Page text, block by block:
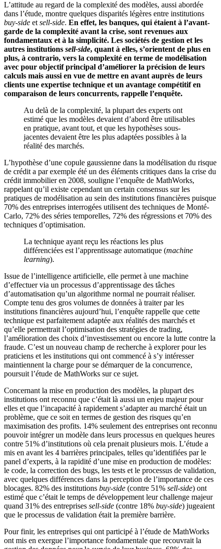
L’attitude au regard de la complexité des modèles, aussi abordée
dans l’étude, montre quelques disparités légères entre institutions
buy-side et sell-side. En effet, les banques, qui étaient à l’avant-
garde de la complexité avant la crise, sont revenues aux
fondamentaux et à la simplicité. Les sociétés de gestion et les
autres institutions sell-side, quant à elles, s’orientent de plus en
plus, à contrario, vers la complexité en terme de modélisation
avec pour objectif principal d’améliorer la précision de leurs
calculs mais aussi en vue de mettre en avant auprès de leurs
clients une expertise technique et un avantage compétitif en
comparaison de leurs concurrents, rappelle l’enquête.
Au delà de la complexité, la plupart des experts ont
estimé que les modèles devaient d’abord être utilisables
en pratique, avant tout, et que les hypothèses sous-
jacentes devaient être les plus adaptées possibles à la
réalité des marchés.
L’hypothèse d’une copule gaussienne dans la modélisation du risque
de crédit a par exemple été un des éléments critiques dans la crise du
crédit immobilier en 2008, souligne l’enquête de MathWorks,
rappelant qu’il existe cependant un certain consensus sur les
pratiques de modélisation au sein des institutions financières puisque
70% des entreprises interrogées utilisent des techniques de Monté-
Carlo, 72% des séries temporelles, 72% des régressions et 70% des
techniques d’optimisation.
La technique ayant reçu les réactions les plus
différenciées est l’apprentissage automatique (machine
learning).
Issue de l’intelligence artificielle, elle permet à une machine
d’effectuer via un processus d’apprentissage des tâches
d’automatisation qu’un algorithme normal ne pourrait réaliser.
Compte tenu des gros volumes de données à traiter par les
institutions financières aujourd’hui, l’enquête rappelle que cette
technique est parfaitement adaptée aux réalités des marchés et
qu’elle permettrait l’optimisation des stratégies de trading,
l’amélioration des choix d’investissement ou encore la lutte contre la
fraude. C’est un nouveau champ de recherche à explorer pour les
praticiens et les institutions qui ont commencé à s’y intéresser
maintiennent la charge pour se démarquer de la concurrence,
poursuit l’étude de MathWorks sur ce sujet.
Concernant la mise en production des modèles, la plupart des
institutions ont reconnu que c’était là aussi un enjeu majeur pour
elles et que l’incapacité à rapidement s’adapter au marché était un
problème, que ce soit en termes de gestion des risques qu’en
maximisation des profits. 14% seulement des entreprises ont reconnu
pouvoir intégrer un modèle dans leurs processus en quelques heures
contre 51% d’institutions où cela prenait plusieurs mois. L’étude a
mis en avant les 4 barrières principales, telles qu’identifiées par le
panel d’experts, à la rapidité d’une mise en production de modèles:
le code, la correction des bugs, les tests et le processus de validation,
avec quelques différences dans la perception de l’importance de ces
blocages. 82% des institutions buy-side (contre 51% sell-side) ont
estimé que c’était le temps de développement leur challenge majeur
quand 31% des entreprises sell-side (contre 18% buy-side) jugeaient
que le processus de validation était la première barrière.
Pour finir, les entreprises qui ont participé à l’étude de MathWorks
ont mis en exergue l’importance fondamentale que recouvrait la